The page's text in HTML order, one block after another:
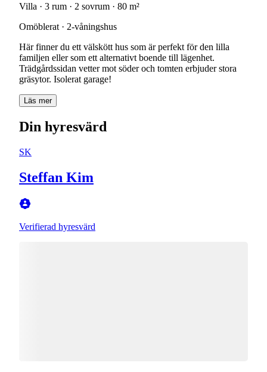
Villa · 3 rum · 2 sovrum · 80 m²
Omöblerat · 2-våningshus
Här finner du ett välskött hus som är perfekt för den lilla
familjen eller som ett alternativt boende till lägenhet.
Trädgårdssidan vetter mot söder och tomten erbjuder stora
gräsytor. Isolerat garage!
Läs mer
Din hyresvärd
SK
Steffan Kim
Verifierad hyresvärd